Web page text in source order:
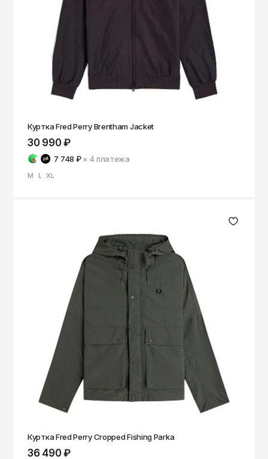
Куртка Fred Perry Brentham Jacket
30 990 ₽
7 748 ₽ × 4платежа
M L XL
Куртка Fred Perry Cropped Fishing Parka
36 490 ₽
Улан-Удэ
Ульяновск
Ухта
Хабаровск
Южно-Сахалинск
Ярославль